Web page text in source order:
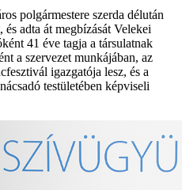
polgármestere szerda délután
adta át megbízását Velekei
41 éve tagja a társulatnak
a szervezet munkájában, az
igazgatója lesz, és a
testületében képviseli